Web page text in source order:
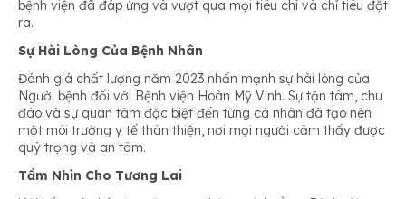
bệnh viện đã đáp ứng và vượt qua mọi tiêu chí và chỉ tiêu đặt
ra.
Sự Hài Lòng Của Bệnh Nhân
Đánh giá chất lượng năm 2023 nhấn mạnh sự hài lòng của
Người bệnh đối với Bệnh viện Hoàn Mỹ Vinh. Sự tận tâm, chu
đáo và sự quan tâm đặc biệt đến từng cá nhân đã tạo nên
một môi trường y tế thân thiện, nơi mọi người cảm thấy được
quý trọng và an tâm.
Tầm Nhìn Cho Tương Lai